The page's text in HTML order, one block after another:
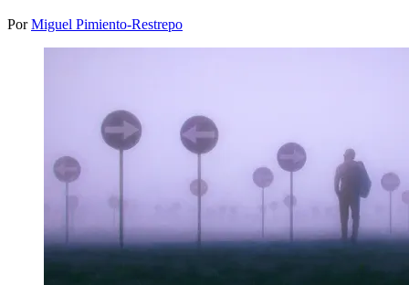
PorMiguel Pimiento-Restrepo